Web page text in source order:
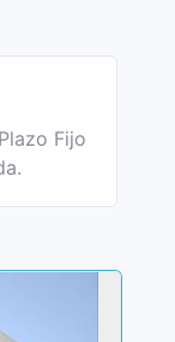
Fijo